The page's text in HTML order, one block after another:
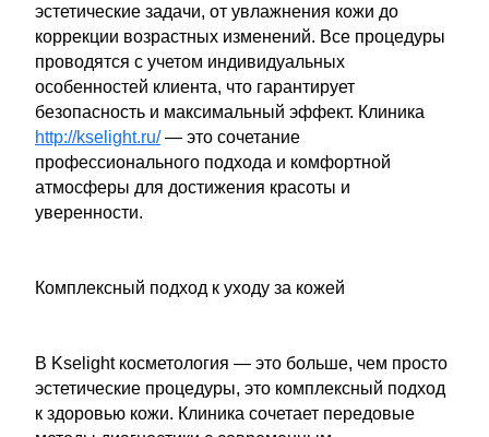
эстетические задачи, от увлажнения кожи до
коррекции возрастных изменений. Все процедуры
проводятся с учетом индивидуальных
особенностей клиента, что гарантирует
безопасность и максимальный эффект. Клиника
http://kselight.ru/— это сочетание
профессионального подхода и комфортной
атмосферы для достижения красоты и
уверенности.
Комплексный подход к уходу за кожей
В Kselight косметология — это больше, чем просто
эстетические процедуры, это комплексный подход
к здоровью кожи. Клиника сочетает передовые